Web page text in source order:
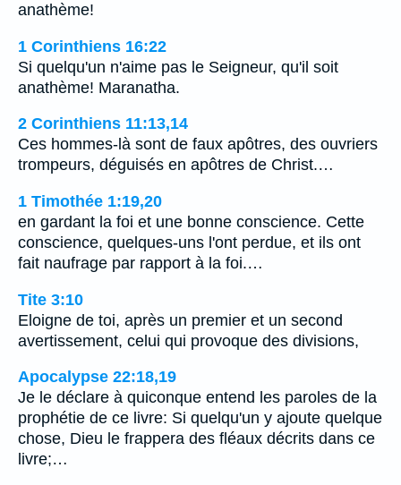
anathème!
1 Corinthiens 16:22
Si quelqu'un n'aime pas le Seigneur, qu'il soit
anathème! Maranatha.
2 Corinthiens 11:13,14
Ces hommes-là sont de faux apôtres, des ouvriers
trompeurs, déguisés en apôtres de Christ.…
1 Timothée 1:19,20
en gardant la foi et une bonne conscience. Cette
conscience, quelques-uns l'ont perdue, et ils ont
fait naufrage par rapport à la foi.…
Tite 3:10
Eloigne de toi, après un premier et un second
avertissement, celui qui provoque des divisions,
Apocalypse 22:18,19
Je le déclare à quiconque entend les paroles de la
prophétie de ce livre: Si quelqu'un y ajoute quelque
chose, Dieu le frappera des fléaux décrits dans ce
livre;…